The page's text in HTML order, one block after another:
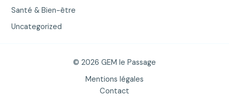
Santé & Bien-être
Uncategorized
© 2026 GEM le Passage
Mentions légales
Contact